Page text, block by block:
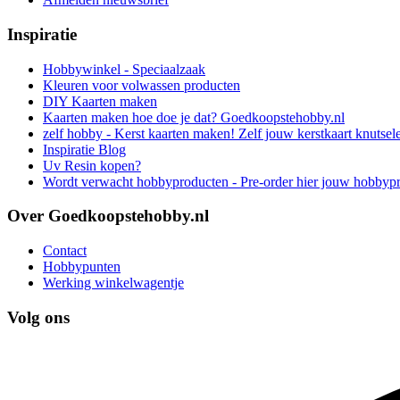
Inspiratie
Hobbywinkel - Speciaalzaak
Kleuren voor volwassen producten
DIY Kaarten maken
Kaarten maken hoe doe je dat? Goedkoopstehobby.nl
zelf hobby - Kerst kaarten maken! Zelf jouw kerstkaart
Inspiratie Blog
Uv Resin kopen?
Wordt verwacht hobbyproducten - Pre-order hier jouw
Over Goedkoopstehobby.nl
Contact
Hobbypunten
Werking winkelwagentje
Volg ons